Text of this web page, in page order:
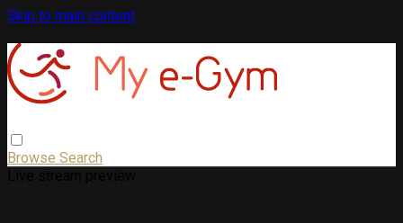
Skip to main content
Browse Search